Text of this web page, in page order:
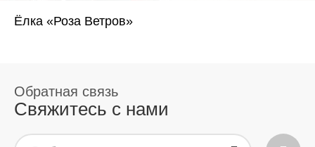
Ёлка «Роза Ветров»
Свяжитесь с нами